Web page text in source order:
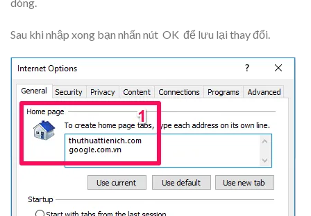
Sau khi nhập xong bạn nhấn nút OK để lưu lại thay đổi.